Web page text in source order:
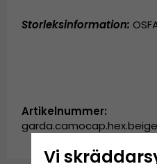
Storleksinformation:
Artikelnummer:
garda.camocap.hex.beige
Vi